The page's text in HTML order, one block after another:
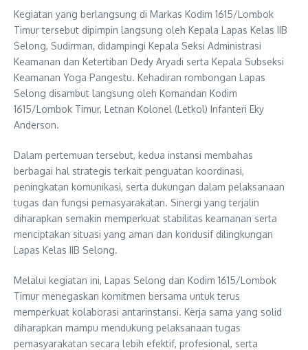
Kegiatan yang berlangsung di Markas Kodim 1615/Lombok
Timur tersebut dipimpin langsung oleh Kepala Lapas Kelas IIB
Selong, Sudirman, didampingi Kepala Seksi Administrasi
Keamanan dan Ketertiban Dedy Aryadi serta Kepala Subseksi
Keamanan Yoga Pangestu. Kehadiran rombongan Lapas
Selong disambut langsung oleh Komandan Kodim
1615/Lombok Timur, Letnan Kolonel (Letkol) Infanteri Eky
Anderson.
Dalam pertemuan tersebut, kedua instansi membahas
berbagai hal strategis terkait penguatan koordinasi,
peningkatan komunikasi, serta dukungan dalam pelaksanaan
tugas dan fungsi pemasyarakatan. Sinergi yang terjalin
diharapkan semakin memperkuat stabilitas keamanan serta
menciptakan situasi yang aman dan kondusif dilingkungan
Lapas Kelas IIB Selong.
Melalui kegiatan ini, Lapas Selong dan Kodim 1615/Lombok
Timur menegaskan komitmen bersama untuk terus
memperkuat kolaborasi antarinstansi. Kerja sama yang solid
diharapkan mampu mendukung pelaksanaan tugas
pemasyarakatan secara lebih efektif, profesional, serta